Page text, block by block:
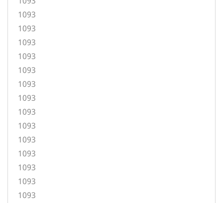
1093
1093
1093
1093
1093
1093
1093
1093
1093
1093
1093
1093
1093
1093